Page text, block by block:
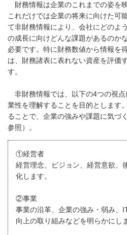
財務情報は企業のこれまでの姿を
これだけでは企業の将来に向けた可
て非財務情報により、会社にどのよ
の成長に向けどんな課題があるのか
必要です。特に財務数値から情報を
は、財務諸表に表れない資産を評価
す。
非財務情報では、以下の4つの視
業性を理解することを目的とします
ることで、企業の強みや課題に気づ
参照）。
①経営者
経営理念、ビジョン、経営意欲、
化します。
②事業
事業の沿革、企業の強み・弱み、
向上の取り組みなどを明らかにし